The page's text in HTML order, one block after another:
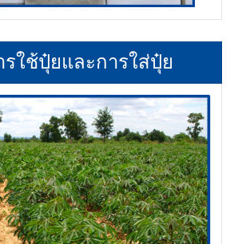
รใช้ปุ๋ยและการใส่ปุ๋ย